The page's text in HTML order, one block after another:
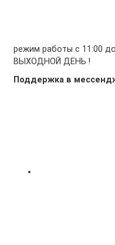
режим работы с 11:00
ВЫХОДНОЙ ДЕНЬ !
Поддержка в